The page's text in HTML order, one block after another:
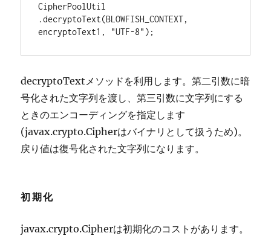
CipherPoolUtil
.decryptoText(BLOWFISH_CONTEXT,
encryptoText1, "UTF-8");
decryptoTextメソッドを利用します。第二引数に暗
号化された文字列を渡し、第三引数に文字列にする
ときのエンコーディングを指定します
(javax.crypto.Cipherはバイナリとして扱うため)。
戻り値は復号化された文字列になります。
初期化
javax.crypto.Cipherは初期化のコストがあります。